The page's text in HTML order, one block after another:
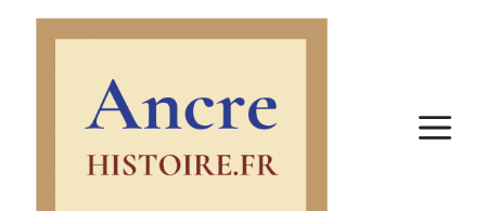
Aller